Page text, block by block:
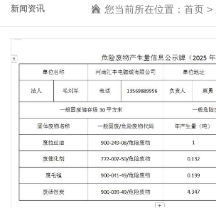
新闻资讯 您当前所在位置： 首页 >